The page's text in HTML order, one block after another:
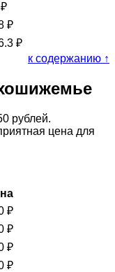
₽
₽
₽
к содержанию ↑
рублей.
цена для
₽
₽
₽
₽